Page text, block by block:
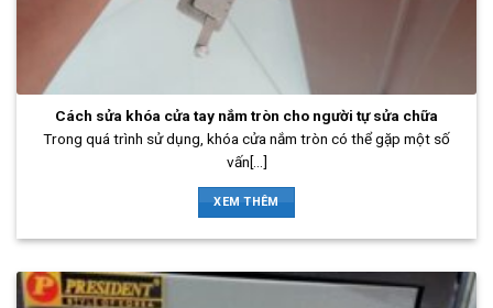
Cách sửa khóa cửa tay nắm tròn cho người tự sửa chữa
Trong quá trình sử dụng, khóa cửa nắm tròn có thể gặp một số
vấn[...]
XEM THÊM